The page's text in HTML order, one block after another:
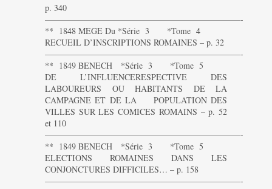
p. 340
———————————————————————-
** 1848 MEGE Du *Série 3 *Tome 4
RECUEIL D’INSCRIPTIONS ROMAINES – p. 32
———————————————————————-
** 1849 BENECH *Série 3 *Tome 5
DE L’INFLUENCERESPECTIVE DES
LABOUREURS OU HABITANTS DE LA
CAMPAGNE ET DE LA POPULATION DES
VILLES SUR LES COMICES ROMAINS – p. 52
et 110
———————————————————————-
** 1849 BENECH *Série 3 *Tome 5
ELECTIONS ROMAINES DANS LES
CONJONCTURES DIFFICILES… – p. 158
———————————————————————-